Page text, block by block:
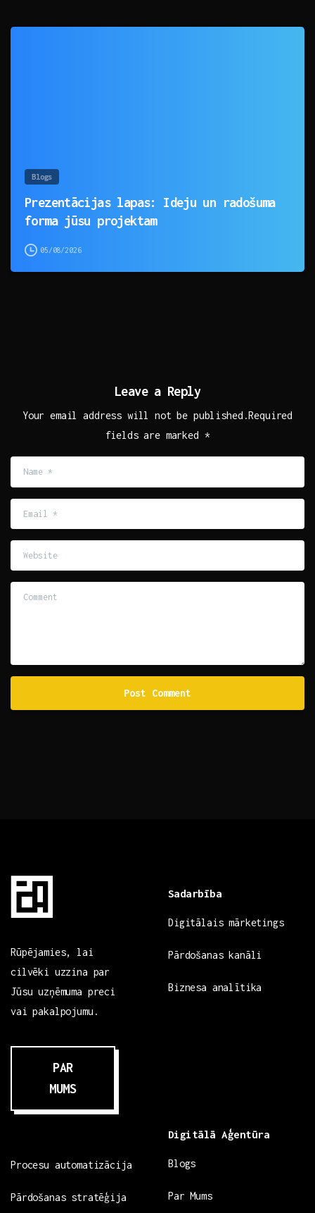
Blogs
Prezentācijas lapas: Ideju un radošuma
forma jūsu projektam
05/08/2026
Leave a Reply
Your email address will not be published.Required
fields are marked *
*
Website
Rūpējamies, lai
cilvēki uzzina par
Jūsu uzņēmuma preci
vai pakalpojumu.
PAR
MUMS
Sadarbība
Digitālais mārketings
Pārdošanas kanāli
Biznesa analītika
Procesu automatizācija
Pārdošanas stratēģija
Digitālā Aģentūra
Blogs
Par Mums